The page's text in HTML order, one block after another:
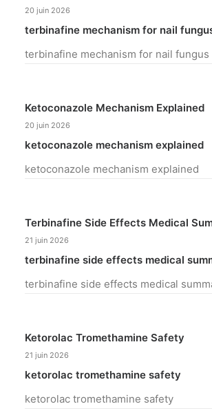
20 juin 2026
terbinafine mechanism for nail
terbinafine mechanism for nail fungus
Ketoconazole Mechanism Explained
20 juin 2026
ketoconazole mechanism explained
ketoconazole mechanism explained
Terbinafine Side Effects Medical
21 juin 2026
terbinafine side effects medical
terbinafine side effects medical
Ketorolac Tromethamine Safety
21 juin 2026
ketorolac tromethamine safety
ketorolac tromethamine safety